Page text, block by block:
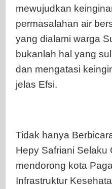
mewujudkan
permasalahan air
yang dialami warga
bukanlah hal yang
dan mengatasi
jelas Efsi.
Tidak hanya
Hepy Safriani Selaku
mendorong kota
Infrastruktur